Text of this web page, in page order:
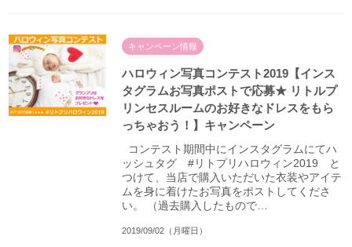
キャンペーン情報
ハロウィン写真コンテスト2019【インス
タグラムお写真ポストで応募★ リトルプ
リンセスルームのお好きなドレスをもら
っちゃおう！】キャンペーン
コンテスト期間中にインスタグラムにてハ
ッシュタグ #リトプリハロウィン2019 と
つけて、当店で購入いただいた衣装やアイテ
ムを身に着けたお写真をポストしてくださ
い。 （過去購入したもので…
2019/09/02（月曜日）